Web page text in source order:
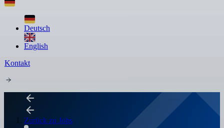
Deutsch
English
Kontakt
Zurück zu Jobs